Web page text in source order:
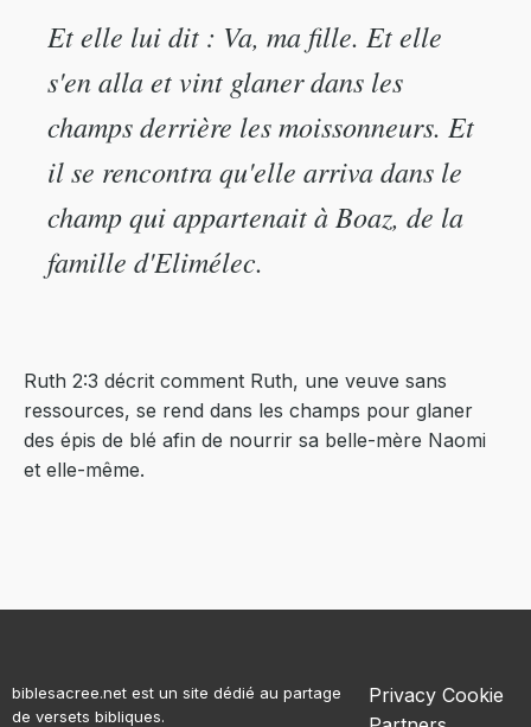
Et elle lui dit : Va, ma fille. Et elle
s'en alla et vint glaner dans les
champs derrière les moissonneurs. Et
il se rencontra qu'elle arriva dans le
champ qui appartenait à Boaz, de la
famille d'Elimélec.
Ruth 2:3 décrit comment Ruth, une veuve sans
ressources, se rend dans les champs pour glaner
des épis de blé afin de nourrir sa belle-mère Naomi
et elle-même.
biblesacree.net est un site dédié au partage
de versets bibliques.
Privacy Cookie